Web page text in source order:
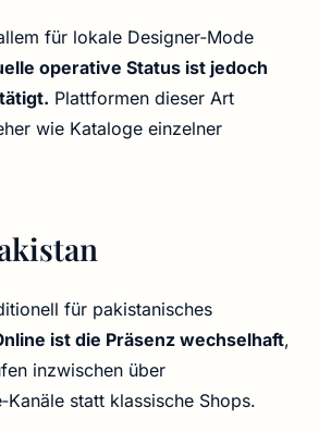
für lokale Designer‑Mode
operative Status ist jedoch
Plattformen dieser Art
wie Kataloge einzelner
für pakistanisches
ist die Präsenz wechselhaft,
inzwischen über
statt klassische Shops.